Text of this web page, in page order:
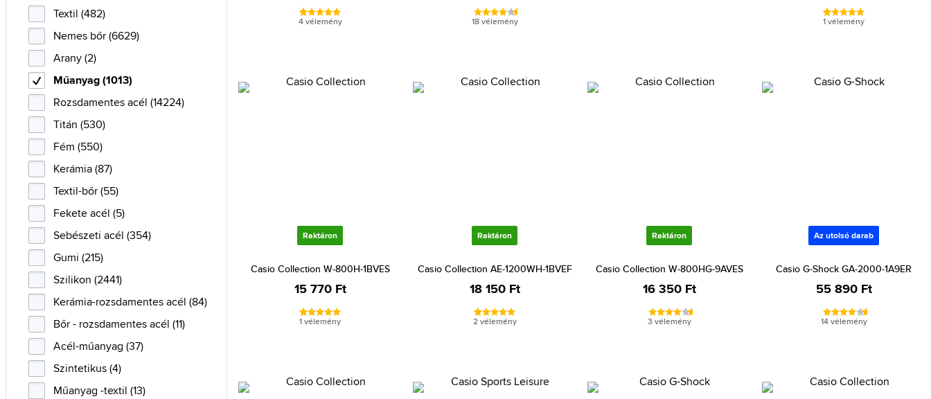
4 vélemény 18 vélemény 1 vélemény
Raktáron
Casio Collection W-800H-1BVES
15 770 Ft
1 vélemény
Raktáron
Casio Collection AE-1200WH-1BVEF
18 150 Ft
2 vélemény
Raktáron
Casio Collection W-800HG-9AVES
16 350 Ft
3 vélemény
Az utolsó darab
Casio G-Shock GA-2000-1A9ER
55 890 Ft
14 vélemény
Lacoste (13)
Lorus (21)
Luminox (46)
Marc Jacobs (1)
Maserati (5)
Michael Kors (1)
Nautica (4)
Nine West (6)
Police (14)
Roneberg (7)
Scuderia Ferrari (1)
Seiko (25)
Smart (8)
Swatch (15)
Swiss Alpine Military (10)
Timberland (1)
Timex (83)
Tissot (6)
Textil (482)
Nemes bőr (6629)
Arany (2)
Műanyag (1013)
Rozsdamentes acél (14224)
Titán (530)
Fém (550)
Kerámia (87)
Textil-bőr (55)
Fekete acél (5)
Sebészeti acél (354)
Gumi (215)
Szilikon (2441)
Kerámia-rozsdamentes acél (84)
Bőr - rozsdamentes acél (11)
Acél-műanyag (37)
Szintetikus (4)
Műanyag -textil (13)